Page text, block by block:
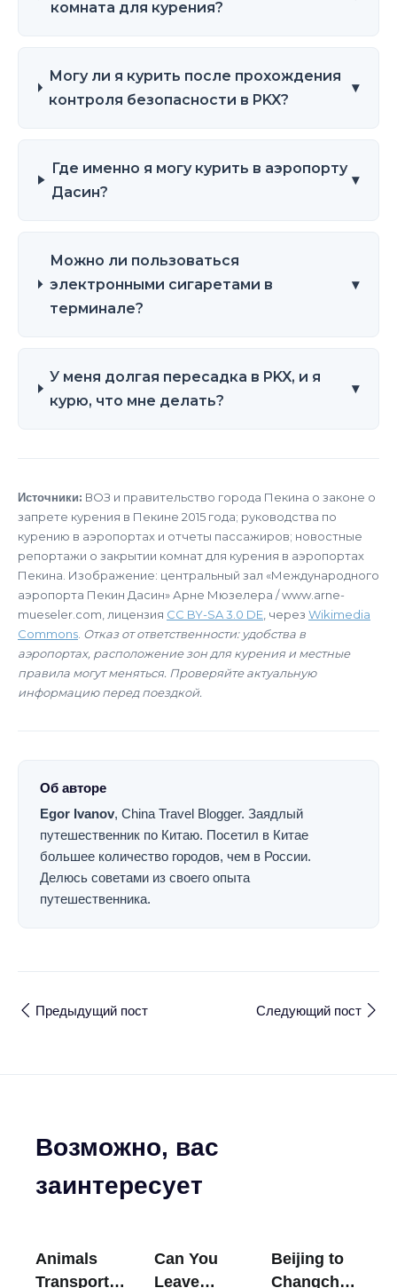
комната для курения?
Могу ли я курить после прохождения
контроля безопасности в PKX?
▾
Где именно я могу курить в аэропорту
Дасин?
▾
Можно ли пользоваться
электронными сигаретами в
терминале?
▾
У меня долгая пересадка в PKX, и я
курю, что мне делать?
▾
Источники: ВОЗ и правительство города Пекина о законе о
запрете курения в Пекине 2015 года; руководства по
курению в аэропортах и отчеты пассажиров; новостные
репортажи о закрытии комнат для курения в аэропортах
Пекина. Изображение: центральный зал «Международного
аэропорта Пекин Дасин» Арне Мюзелера / www.arne-
mueseler.com, лицензия CC BY-SA 3.0 DE , через Wikimedia
Commons Отказ от ответственности: удобства в
аэропортах, расположение зон для курения и местные
правила могут меняться. Проверяйте актуальную
информацию перед поездкой.
Об авторе
Egor Ivanov, China Travel Blogger. Заядлый
путешественник по Китаю. Посетил в Китае
большее количество городов, чем в России.
Делюсь советами из своего опыта
путешественника.
Предыдущий пост Следующий пост
Возможно, вас
заинтересует
Animals
Transport
Can You
Leave
Beijing to
Changchun